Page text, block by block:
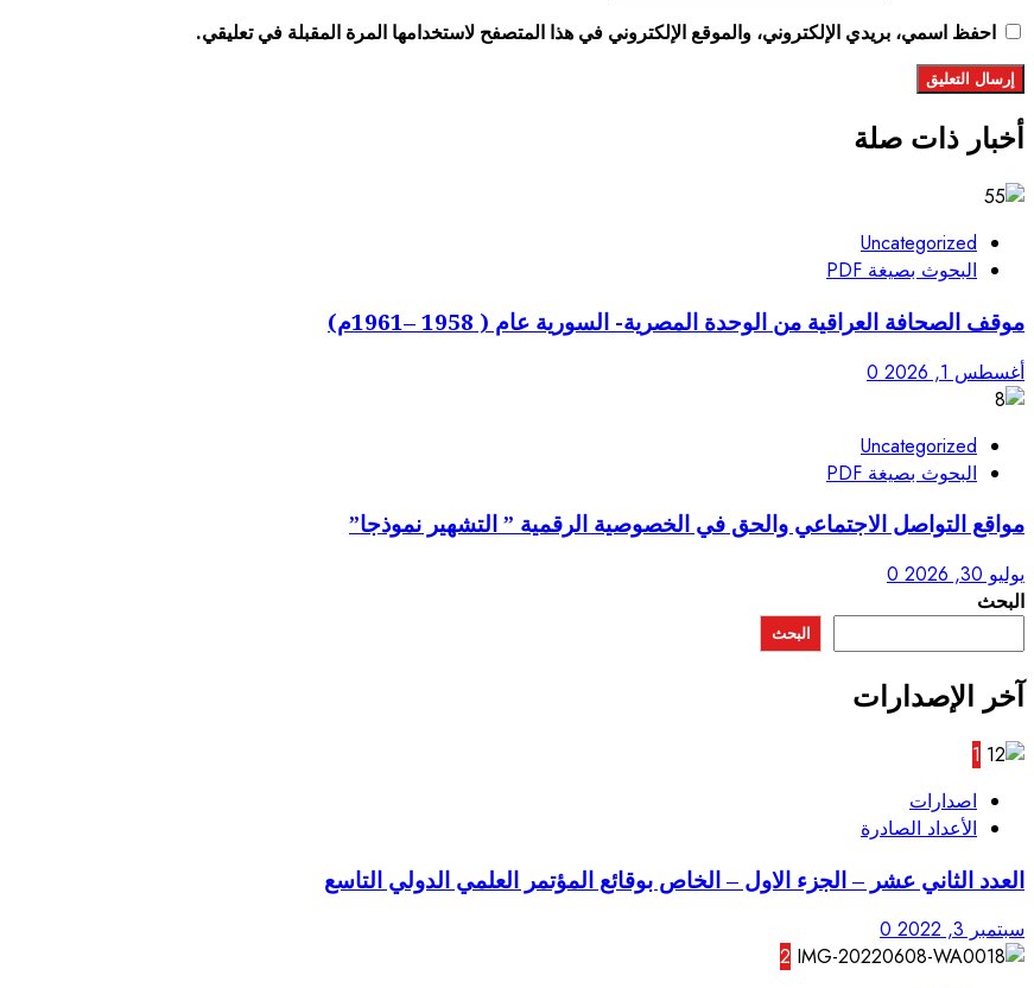
احفظ اسمي، بريدي الإلكتروني، والموقع الإلكتروني في هذا المتصفح لاستخدامها المرة المقبلة في تعليقي.
أخبار ذات صلة
Uncategorized
البحوث بصيغة PDF
موقف الصحافة العراقية من الوحدة المصرية- السورية عام ( 1958 –1961م)
أغسطس 1, 2026 0
Uncategorized
البحوث بصيغة PDF
مواقع التواصل الاجتماعي والحق في الخصوصية الرقمية ” التشهير نموذجا”
يوليو 30, 2026
0
البحث
البحث
آخر الإصدارات
1
اصدارات
الأعداد الصادرة
العدد الثاني عشر – الجزء الاول – الخاص بوقائع المؤتمر العلمي الدولي التاسع
سبتمبر 3, 2022
0
2